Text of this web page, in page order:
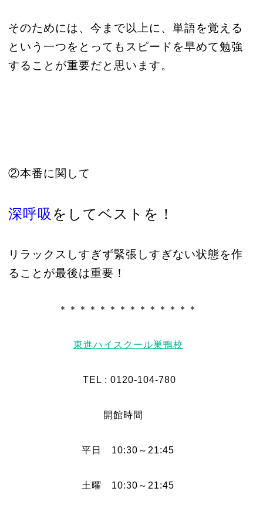
そのためには、今まで以上に、単語を覚える
という一つをとってもスピードを早めて勉強
することが重要だと思います。
②本番に関して
深呼吸 をしてベストを！
リラックスしすぎず緊張しすぎない状態を作
ることが最後は重要！
＊＊＊＊＊＊＊＊＊＊＊＊＊＊
東進ハイスクール巣鴨校
TEL : 0120-104-780
開館時間
平日 10:30～21:45
土曜 10:30～21:45